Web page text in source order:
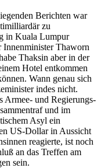
Berichten war
zu
in Kuala Lumpur
Innenminister Thaworn
Thaksin aber in der
Hotel entkommen
Wann genau sich
indes nicht.
Armee- und Regierungs­
und im
Asyl ein
US-Dollar in Aussicht
reagierte, ist noch
an das Treffen am
sein.